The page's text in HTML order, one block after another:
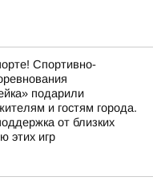
Спортивно-
подарили
и гостям города.
от близких
этих игр